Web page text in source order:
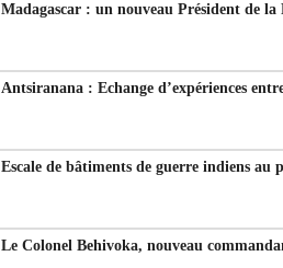
Madagascar : un nouveau Président de
Antsiranana : Echange d’expériences
Escale de bâtiments de guerre indiens au
Le Colonel Behivoka, nouveau